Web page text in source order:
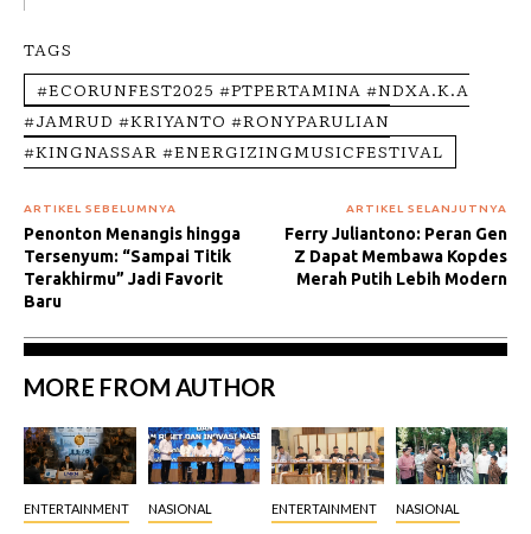
TAGS
#ECORUNFEST2025 #PTPERTAMINA #NDXA.K.A
#JAMRUD #KRIYANTO #RONYPARULIAN
#KINGNASSAR #ENERGIZINGMUSICFESTIVAL
ARTIKEL SEBELUMNYA
Penonton Menangis hingga
Tersenyum: “Sampai Titik
Terakhirmu” Jadi Favorit
Baru
ARTIKEL SELANJUTNYA
Ferry Juliantono: Peran Gen
Z Dapat Membawa Kopdes
Merah Putih Lebih Modern
MORE FROM AUTHOR
ENTERTAINMENT NASIONAL ENTERTAINMENT NASIONAL